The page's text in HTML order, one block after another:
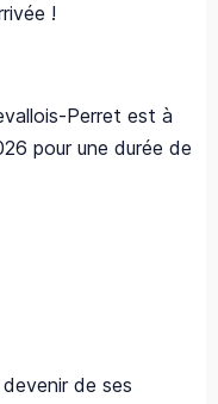
!
Perret est à
pour une durée de
de ses